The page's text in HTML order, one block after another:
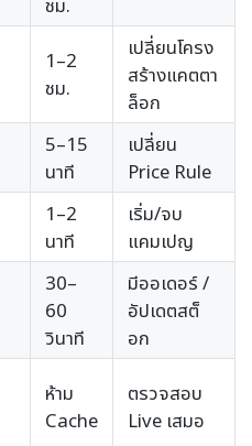
ชม.
1–2
ชม.
เปลี่ยนโครง
สร้างแคตตา
ล็อก
5–15
นาที
เปลี่ยน
Price Rule
1–2
นาที
เริ่ม/จบ
แคมเปญ
30–
60
วินาที
มีออเดอร์ /
อัปเดตสต็
อก
ห้าม
Cache
ตรวจสอบ
Live เสมอ